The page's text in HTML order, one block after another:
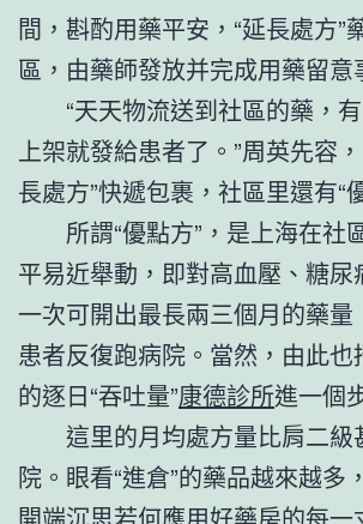
間，斟酌用藥平安，“延長處方”
區，由藥師發放并完成用藥留意
“天天物流送到社區的藥，
上架就發給患者了。”周英先容
長處方”快遞包裹，社區里還有“
所謂“優點方”，是上海在社
平易近舉動，即對高血壓、糖尿
一次可開出最長兩三個月的藥量
患者反復跑病院。當然，由此也
的逐日“吞吐量”康德診所進一個
這里的月均處方量比肩二級
院。眼看“進倉”的藥品越來越多
開端沉思若何應用好藥房的每一